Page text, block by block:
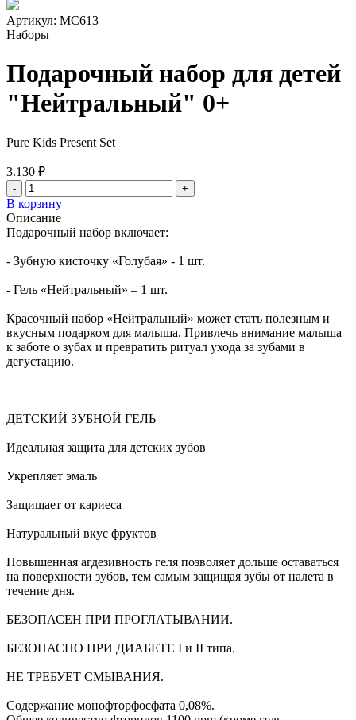
Артикул: МС613
Наборы
Подарочный набор для детей
"Нейтральный" 0+
Pure Kids Present Set
3.130 ₽
- +
В корзину
Описание
Подарочный набор включает:
- Зубную кисточку «Голубая» - 1 шт.
- Гель «Нейтральный» – 1 шт.
Красочный набор «Нейтральный» может стать полезным и
вкусным подарком для малыша. Привлечь внимание малыша
к заботе о зубах и превратить ритуал ухода за зубами в
дегустацию.
ДЕТСКИЙ ЗУБНОЙ ГЕЛЬ
Идеальная защита для детских зубов
Укрепляет эмаль
Защищает от кариеса
Натуральный вкус фруктов
Повышенная агдезивность геля позволяет дольше оставаться
на поверхности зубов, тем самым защищая зубы от налета в
течение дня.
БЕЗОПАСЕН ПРИ ПРОГЛАТЫВАНИИ.
БЕЗОПАСНО ПРИ ДИАБЕТЕ I и II типа.
НЕ ТРЕБУЕТ СМЫВАНИЯ.
Содержание монофторфосфата 0,08%.